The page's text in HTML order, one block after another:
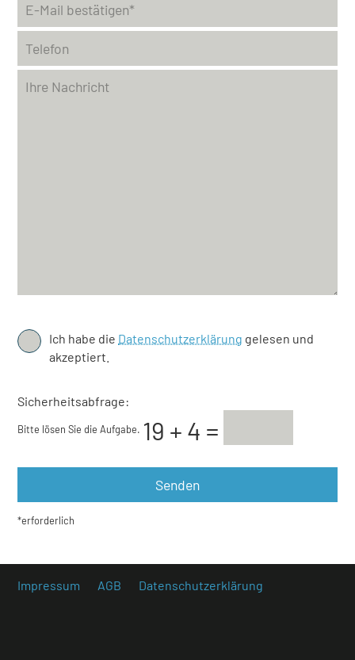
Ich habe die Datenschutzerklärung gelesen und
akzeptiert.
Sicherheitsabfrage:
Bitte lösen Sie die Aufgabe.
*erforderlich
Impressum AGB Datenschutzerklärung